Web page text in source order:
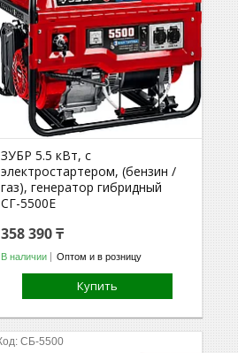
ЗУБР 5.5 кВт, с
электростартером, (бензин /
газ), генератор гибридный
СГ-5500Е
358 390 ₸
В наличии Оптом и в розницу
Купить
СБ-5500